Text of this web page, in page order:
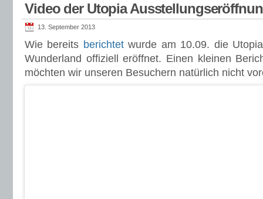
Video der Utopia
13. September 2013
Wie bereits berichtetwurde am 10.09. die
Wunderland offiziell eröffnet. Einen kleinen
möchten wir unseren Besuchern natürlich nicht